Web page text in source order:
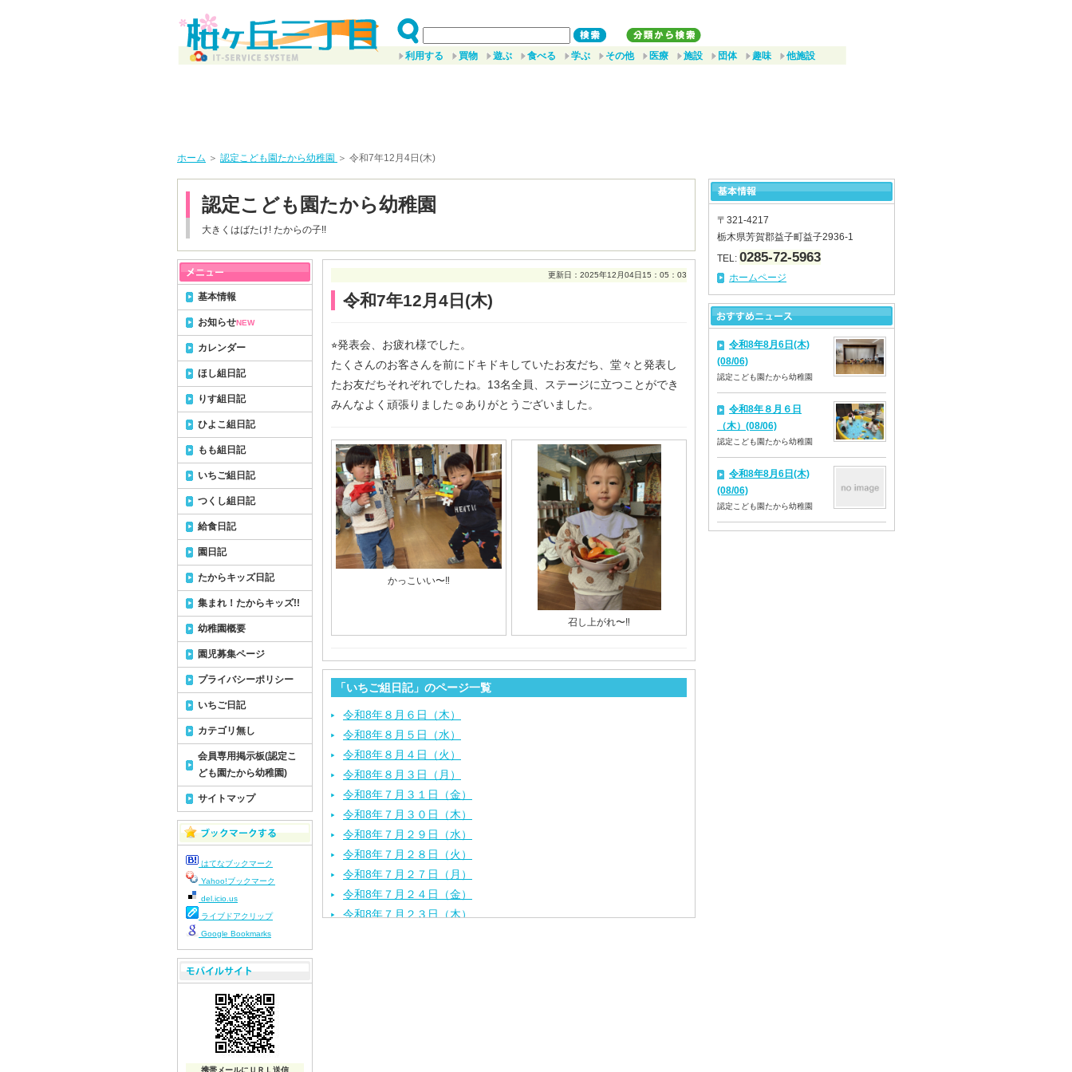
利用する 買物 遊ぶ 食べる 学ぶ その他 医療 施設 団体 趣味 他施設
ホーム ＞ 認定こども園たから幼稚園 ＞ 令和7年12月4日(木)
認定こども園たから幼稚園
大きくはばたけ! たからの子!!
更新日：2025年12月04日15：05：03
令和7年12月4日(木)
⭐︎発表会、お疲れ様でした。
たくさんのお客さんを前にドキドキしていたお友だち、堂々と発表し
たお友だちそれぞれでしたね。13名全員、ステージに立つことができ
みんなよく頑張りました☺️ありがとうございました。
かっこいい〜‼︎
召し上がれ〜‼︎
「いちご組日記」のページ一覧
令和8年８月６日（木）
令和8年８月５日（水）
令和8年８月４日（火）
令和8年８月３日（月）
令和8年７月３１日（金）
令和8年７月３０日（木）
令和8年７月２９日（水）
令和8年７月２８日（火）
令和8年７月２７日（月）
令和8年７月２４日（金）
令和8年７月２３日（木）
基本情報
お知らせNEW
カレンダー
ほし組日記
りす組日記
ひよこ組日記
もも組日記
いちご組日記
つくし組日記
給食日記
園日記
たからキッズ日記
集まれ！たからキッズ!!
幼稚園概要
園児募集ページ
プライバシーポリシー
いちご日記
カテゴリ無し
会員専用掲示板(認定こ
ども園たから幼稚園)
サイトマップ
はてなブックマーク
Yahoo!ブックマーク
del.icio.us
ライブドアクリップ
Google Bookmarks
携帯メールにＵＲＬ送信
〒321-4217
栃木県芳賀郡益子町益子2936-1
TEL: 0285-72-5963
ホームページ
令和8年8月6日(木)
(08/06)
認定こども園たから幼稚園
令和8年８月６日
（木）(08/06)
認定こども園たから幼稚園
令和8年8月6日(木)
(08/06)
認定こども園たから幼稚園